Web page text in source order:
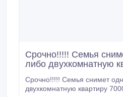
Срочно!!!!! Семья
либо двухкомнатную
Срочно!!!!! Семья снимет
двухкомнатную квартиру